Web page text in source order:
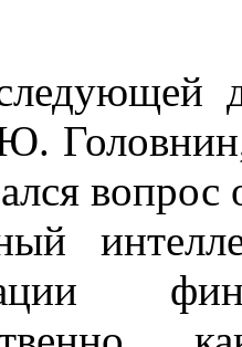
вопрос